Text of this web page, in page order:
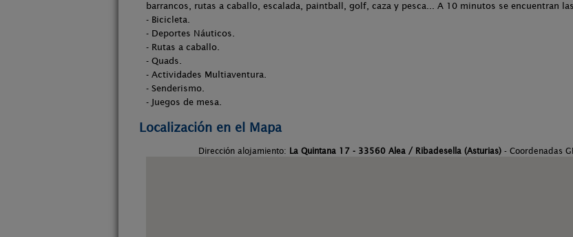
barrancos, rutas a caballo, escalada, paintball, golf, caza y pesca... A 10 minutos se encuentran
- Bicicleta.
- Deportes Náuticos.
- Rutas a caballo.
- Quads.
- Actividades Multiaventura.
- Senderismo.
- Juegos de mesa.
Localización en el Mapa
Dirección alojamiento: La Quintana 17 - 33560 Alea / Ribadesella (Asturias) - Coordenadas